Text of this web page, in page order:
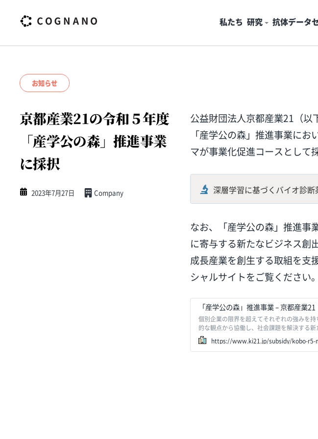
私たち 研究 抗体データ
お知らせ
京都産業21の令和５年度
「産学公の森」推進事業
に採択
2023年7月27日 Company
公益財団法人京都産業21（以
「産学公の森」推進事業に
マが事業化促進コースとして
深層学習に基づくバイオ診
なお、「産学公の森」推進事
に寄与する新たなビジネス創
成長産業を創生する取組を支
シャルサイトをご覧ください。
「産学公の森」推進事業 – 京都産業21
個別企業の限界を超えてそれぞれの強みを持
的な観点から協働し、社会課題を解決する新
ス・成長産業を創出する取組を支援します。
https://www.ki21.jp/subsidy/kobo-r5-